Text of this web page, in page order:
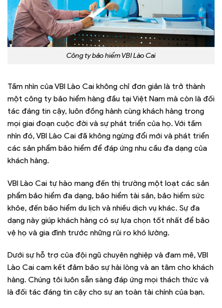
Công ty bảo hiểm VBI Lào Cai
Tầm nhìn của VBI Lào Cai không chỉ đơn giản là trở thành
một công ty bảo hiểm hàng đầu tại Việt Nam mà còn là đối
tác đáng tin cậy, luôn đồng hành cùng khách hàng trong
mọi giai đoạn cuộc đời và sự phát triển của họ. Với tầm
nhìn đó, VBI Lào Cai đã không ngừng đổi mới và phát triển
các sản phẩm bảo hiểm để đáp ứng nhu cầu đa dạng của
khách hàng.
VBI Lào Cai tự hào mang đến thị trường một loạt các sản
phẩm bảo hiểm đa dạng, bảo hiểm tài sản, bảo hiểm sức
khỏe, đến bảo hiểm du lịch và nhiều dịch vụ khác. Sự đa
dạng này giúp khách hàng có sự lựa chọn tốt nhất để bảo
vệ họ và gia đình trước những rủi ro khó lường.
Dưới sự hỗ trợ của đội ngũ chuyên nghiệp và đam mê, VBI
Lào Cai cam kết đảm bảo sự hài lòng và an tâm cho khách
hàng. Chúng tôi luôn sẵn sàng đáp ứng mọi thách thức và
là đối tác đáng tin cậy cho sự an toàn tài chính của bạn.